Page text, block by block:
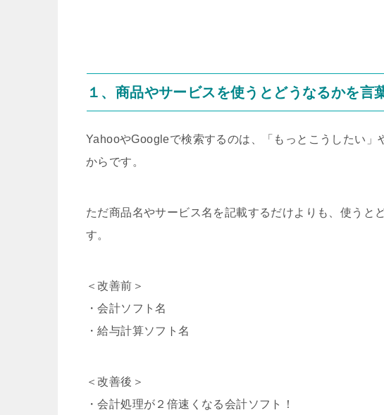
１、商品やサービスを使うとどうなるかを言
YahooやGoogleで検索するのは、「もっとこうしたい」
からです。
ただ商品名やサービス名を記載するだけよりも、使うと
す。
＜改善前＞
・会計ソフト名
・給与計算ソフト名
＜改善後＞
・会計処理が２倍速くなる会計ソフト！